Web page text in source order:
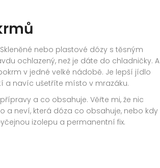
nebo plastové dózy s těsným
ochlazený, než je dáte do chladničky. A
v jedné velké nádobě. Je lepší jídlo
a navíc ušetříte místo v mrazáku.
a co obsahuje. Věřte mi, že nic
a neví, která dóza co obsahuje, nebo kdy
izolepu a permanentní fix.